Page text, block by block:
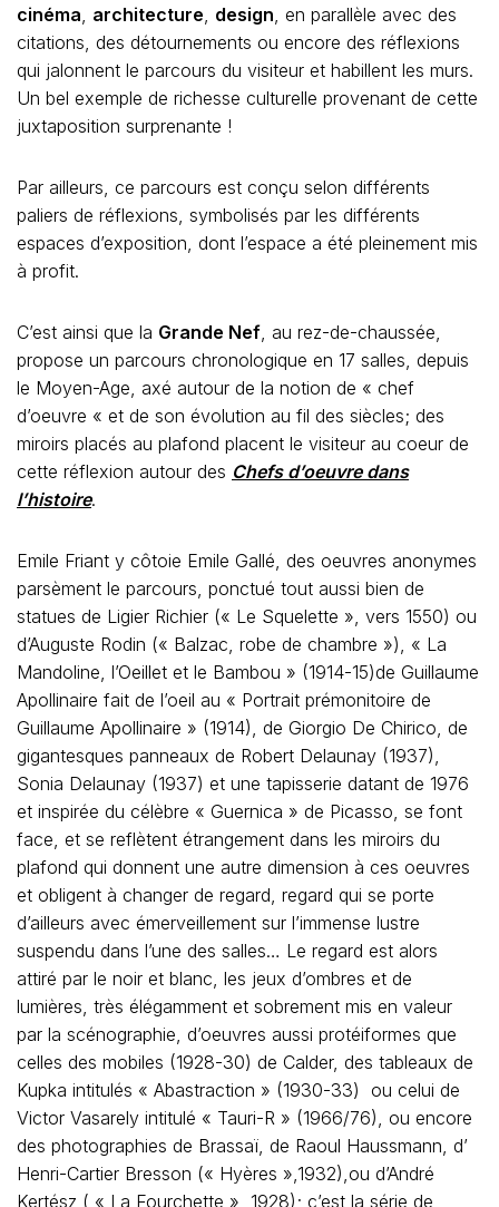
cinéma, architecture, design, en parallèle avec des
citations, des détournements ou encore des réflexions
qui jalonnent le parcours du visiteur et habillent les murs.
Un bel exemple de richesse culturelle provenant de cette
juxtaposition surprenante !
Par ailleurs, ce parcours est conçu selon différents
paliers de réflexions, symbolisés par les différents
espaces d’exposition, dont l’espace a été pleinement mis
à profit.
C’est ainsi que la Grande Nef, au rez-de-chaussée,
propose un parcours chronologique en 17 salles, depuis
le Moyen-Age, axé autour de la notion de « chef
d’oeuvre « et de son évolution au fil des siècles; des
miroirs placés au plafond placent le visiteur au coeur de
cette réflexion autour des Chefs d’oeuvre dans
l’histoire.
Emile Friant y côtoie Emile Gallé, des oeuvres anonymes
parsèment le parcours, ponctué tout aussi bien de
statues de Ligier Richier (« Le Squelette », vers 1550) ou
d’Auguste Rodin (« Balzac, robe de chambre »), « La
Mandoline, l’Oeillet et le Bambou » (1914-15)de Guillaume
Apollinaire fait de l’oeil au « Portrait prémonitoire de
Guillaume Apollinaire » (1914), de Giorgio De Chirico, de
gigantesques panneaux de Robert Delaunay (1937),
Sonia Delaunay (1937) et une tapisserie datant de 1976
et inspirée du célèbre « Guernica » de Picasso, se font
face, et se reflètent étrangement dans les miroirs du
plafond qui donnent une autre dimension à ces oeuvres
et obligent à changer de regard, regard qui se porte
d’ailleurs avec émerveillement sur l’immense lustre
suspendu dans l’une des salles… Le regard est alors
attiré par le noir et blanc, les jeux d’ombres et de
lumières, très élégamment et sobrement mis en valeur
par la scénographie, d’oeuvres aussi protéiformes que
celles des mobiles (1928-30) de Calder, des tableaux de
Kupka intitulés « Abastraction » (1930-33) ou celui de
Victor Vasarely intitulé « Tauri-R » (1966/76), ou encore
des photographies de Brassaï, de Raoul Haussmann, d’
Henri-Cartier Bresson (« Hyères »,1932),ou d’André
Kertész ( « La Fourchette », 1928); c’est la série de